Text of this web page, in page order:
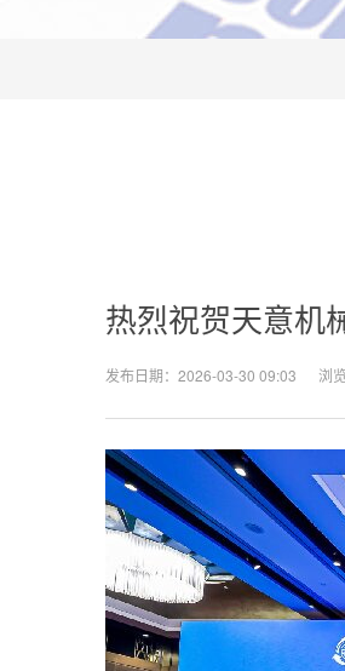
热烈祝贺天意机
发布日期：2026-03-30 09:03 浏览